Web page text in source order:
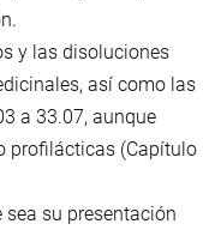
y las disoluciones
así como las
a 33.07, aunque
profilácticas (Capítulo
su presentación